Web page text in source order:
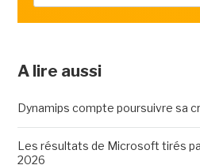
A lire aussi
Dynamips compte poursuivre sa
Les résultats de Microsoft tirés
2026